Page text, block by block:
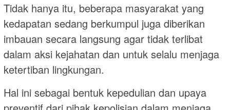
Tidak hanya itu, beberapa masyarakat yang
kedapatan sedang berkumpul juga diberikan
imbauan secara langsung agar tidak terlibat
dalam aksi kejahatan dan untuk selalu menjaga
ketertiban lingkungan.
Hal ini sebagai bentuk kepedulian dan upaya